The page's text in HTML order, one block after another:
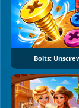
Bolts: